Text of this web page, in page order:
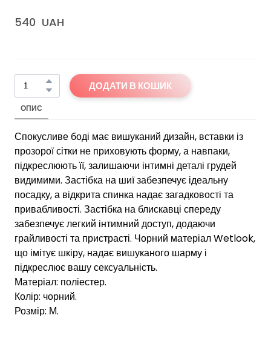
540  UAH
ДОДАТИ В КОШИК
ОПИС
Спокусливе боді має вишуканий дизайн, вставки із
прозорої сітки не приховують форму, а навпаки,
підкреслюють її, залишаючи інтимні деталі грудей
видимими. Застібка на шиї забезпечує ідеальну
посадку, а відкрита спинка надає загадковості та
привабливості. Застібка на блискавці спереду
забезпечує легкий інтимний доступ, додаючи
грайливості та пристрасті. Чорний матеріал Wetlook,
що імітує шкіру, надає вишуканого шарму і
підкреслює вашу сексуальність.
Матеріал: поліестер.
Колір: чорний.
Розмір: М.